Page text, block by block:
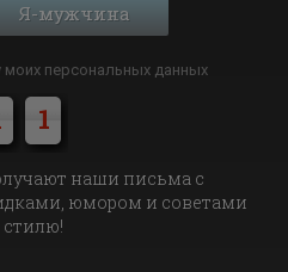
Я-мужчина
моих персональных данных
1
наши письма с
юмором и советами
стилю!